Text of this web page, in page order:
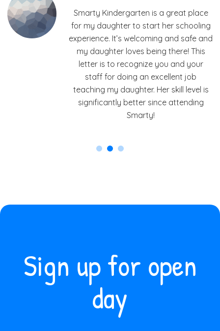
Smarty Kindergarten is a great place
for my daughter to start her schooling
experience. It’s welcoming and safe and
my daughter loves being there! This
letter is to recognize you and your
staff for doing an excellent job
teaching my daughter. Her skill level is
significantly better since attending
Smarty!
Sign up for open
day